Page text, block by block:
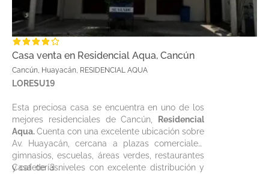
Casa venta en Residencial Aqua, Cancún
Cancún, Huayacán, RESIDENCIAL AQUA
LORESU19
Esta preciosa casa se encuentra en uno de los
mejores residenciales de Cancún,
Residencial
Aqua.Cuenta con una excelente ubicación sobre
Av. Huayacán, cercana a plazas comerciales,
gimnasios, escuelas, áreas verdes, restaurantes
y cafeterías.
Casa de 3 niveles con excelente distribución y